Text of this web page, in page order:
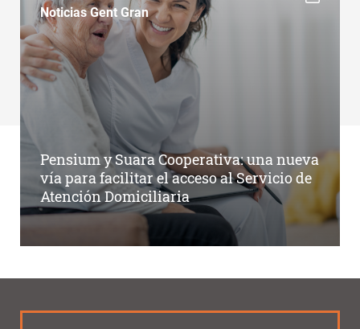
Noticias Gent Gran
Pensium y Suara Cooperativa: una nueva
vía para facilitar el acceso al Servicio de
Atención Domiciliaria